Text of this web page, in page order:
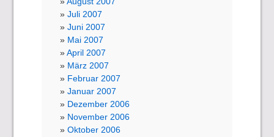
Juli 2007
Juni 2007
Mai 2007
April 2007
März 2007
Februar 2007
Januar 2007
Dezember 2006
November 2006
Oktober 2006